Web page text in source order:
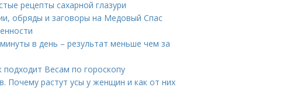
рецепты сахарной глазури
обряды и заговоры на Медовый Спас
в день – результат меньше чем за
Весам по гороскопу
Почему растут усы у женщин и как от них